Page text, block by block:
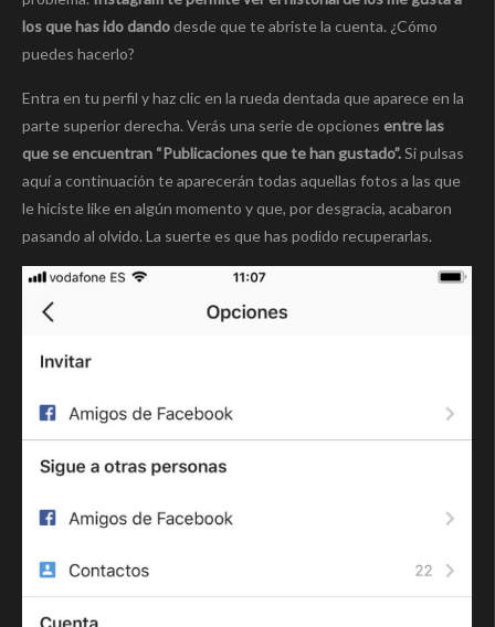
los que has ido dandodesde que te abriste la cuenta. ¿Cómo
puedes hacerlo?
Entra en tu perfil y haz clic en la rueda dentada que aparece en la
parte superior derecha. Verás una serie de opciones entre las
que se encuentran “Publicaciones que te han gustado”.Si pulsas
aquí a continuación te aparecerán todas aquellas fotos a las que
le hiciste like en algún momento y que, por desgracia, acabaron
pasando al olvido. La suerte es que has podido recuperarlas.